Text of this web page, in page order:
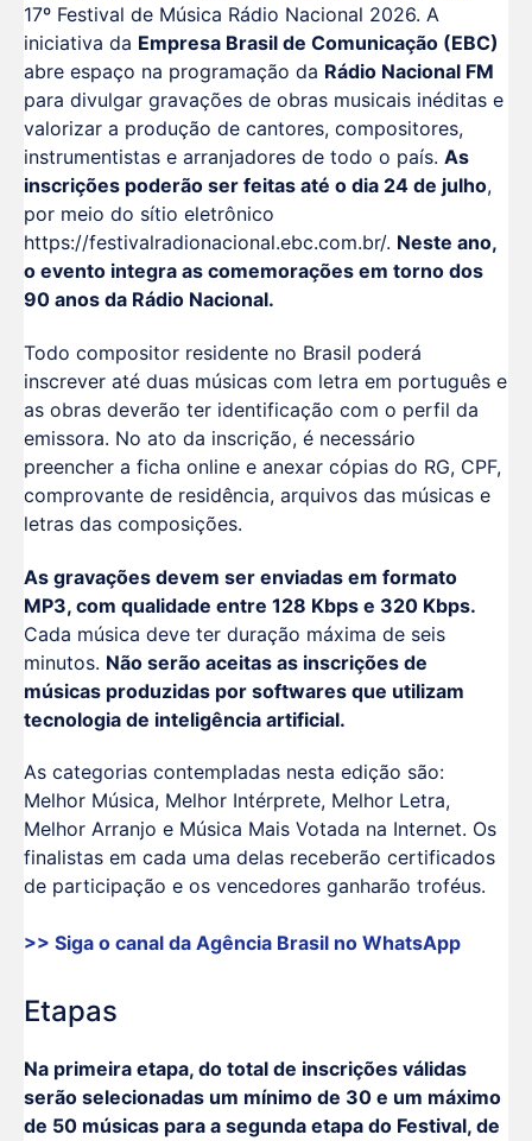
17º Festival de Música Rádio Nacional 2026. A
iniciativa da Empresa Brasil de Comunicação (EBC)
abre espaço na programação da Rádio Nacional FM
para divulgar gravações de obras musicais inéditas e
valorizar a produção de cantores, compositores,
instrumentistas e arranjadores de todo o país. As
inscrições poderão ser feitas até o dia 24 de julho,
por meio do sítio eletrônico
https://festivalradionacional.ebc.com.br/. Neste ano,
o evento integra as comemorações em torno dos
90 anos da Rádio Nacional.
Todo compositor residente no Brasil poderá
inscrever até duas músicas com letra em português e
as obras deverão ter identificação com o perfil da
emissora. No ato da inscrição, é necessário
preencher a ficha online e anexar cópias do RG, CPF,
comprovante de residência, arquivos das músicas e
letras das composições.
As gravações devem ser enviadas em formato
MP3, com qualidade entre 128 Kbps e 320 Kbps.
Cada música deve ter duração máxima de seis
minutos. Não serão aceitas as inscrições de
músicas produzidas por softwares que utilizam
tecnologia de inteligência artificial.
As categorias contempladas nesta edição são:
Melhor Música, Melhor Intérprete, Melhor Letra,
Melhor Arranjo e Música Mais Votada na Internet. Os
finalistas em cada uma delas receberão certificados
de participação e os vencedores ganharão troféus.
>> Siga o canal da Agência Brasil no WhatsApp
Etapas
Na primeira etapa, do total de inscrições válidas
serão selecionadas um mínimo de 30 e um máximo
de 50 músicas para a segunda etapa do Festival, de